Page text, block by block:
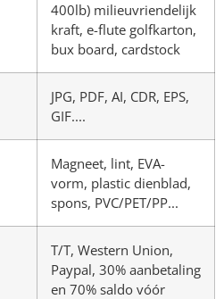
400lb) milieuvriendelijk
kraft, e-flute golfkarton,
bux board, cardstock
JPG, PDF, AI, CDR, EPS,
GIF....
Magneet, lint, EVA-
vorm, plastic dienblad,
spons, PVC/PET/PP...
T/T, Western Union,
Paypal, 30% aanbetaling
en 70% saldo vóór